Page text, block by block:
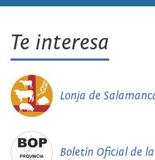
Te interesa
Lonja de
Boletín Oficial de